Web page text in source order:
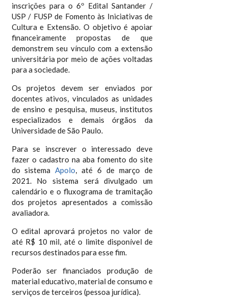
inscrições para o 6º Edital Santander /
USP / FUSP de Fomento às Iniciativas de
Cultura e Extensão. O objetivo é apoiar
financeiramente propostas de que
demonstrem seu vínculo com a extensão
universitária por meio de ações voltadas
para a sociedade.
Os projetos devem ser enviados por
docentes ativos, vinculados as unidades
de ensino e pesquisa, museus, institutos
especializados e demais órgãos da
Universidade de São Paulo.
Para se inscrever o interessado deve
fazer o cadastro na aba fomento do site
do sistemaApolo, até 6 de março de
2021. No sistema será divulgado um
calendário e o fluxograma de tramitação
dos projetos apresentados a comissão
avaliadora.
O edital aprovará projetos no valor de
até R$ 10 mil, até o limite disponível de
recursos destinados para esse fim.
Poderão ser financiados produção de
material educativo, material de consumo e
serviços de terceiros (pessoa jurídica).